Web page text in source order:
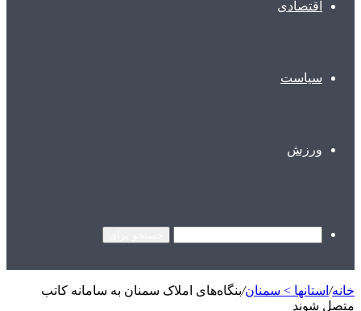
اقتصادی
سیاست
ورزش
خانه/ استانها > سمنان/بنگاه‌های املاک سمنان به سامانه کاتب
متصل شوند